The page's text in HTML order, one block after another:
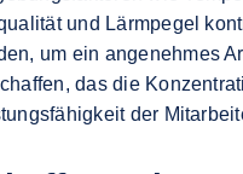
und Lärmpegel
um ein angenehmes
das die
der